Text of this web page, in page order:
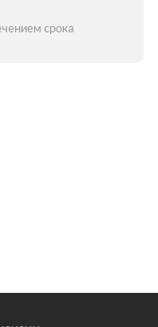
срока